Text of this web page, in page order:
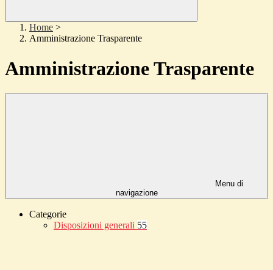
Home >
Amministrazione Trasparente
Amministrazione Trasparente
Menu di
navigazione
Categorie
Disposizioni generali 55